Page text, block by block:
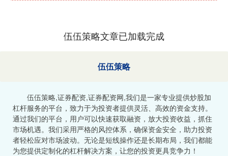
伍伍策略文章已加载完成
伍伍策略
伍伍策略,证券配资,证券配资网,我们是一家专业提供炒股加
杠杆服务的平台，致力于为投资者提供灵活、高效的资金支持。
通过我们的平台，用户可以快速获取融资，放大投资收益，抓住
市场机遇。我们采用严格的风控体系，确保资金安全，助力投资
者轻松应对市场波动。无论是短线操作还是长期布局，我们都能
为您提供定制化的杠杆解决方案，让您的投资更具竞争力！